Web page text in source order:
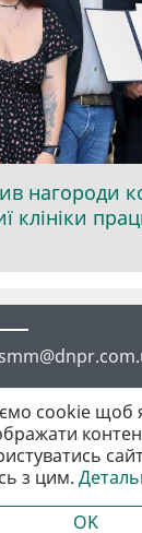
нагороди
клініки
Дніпровська
повному або
активне
cookie щоб
з цим.
OK